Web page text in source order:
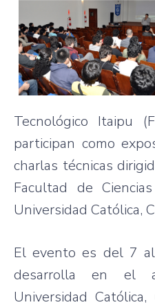
Tecnológico Itaipu (
participan como
charlas técnicas
Facultad deCiencias
Universidad Católica,
Elevento es del 7
desarrolla en el
Universidad Católica,